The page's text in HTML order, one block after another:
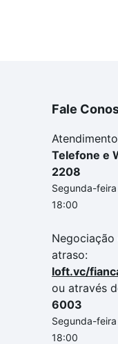
Fale
Telefone e
2208
Segunda-
18:00
atraso:
loft.vc/
ou através
6003
Segunda-
18:00